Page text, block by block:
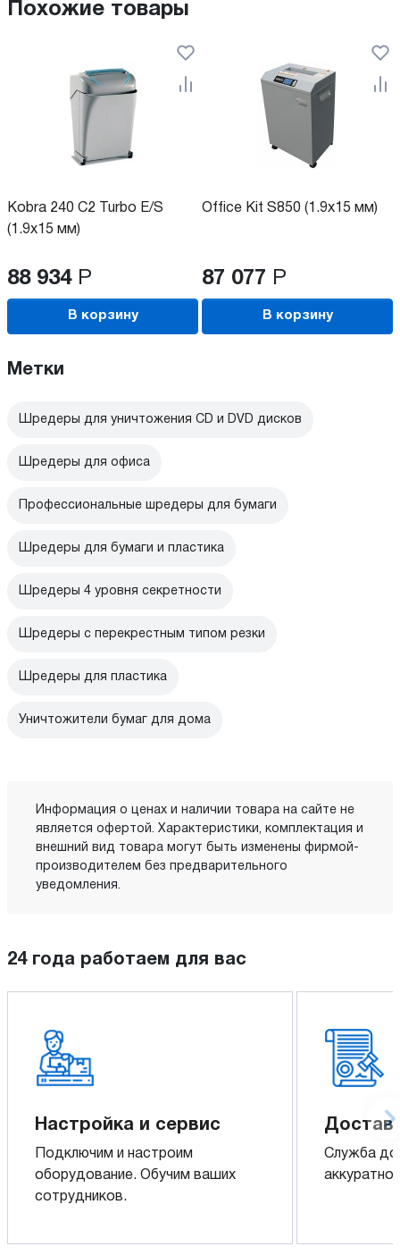
Похожие товары
Kobra 240 C2 Turbo E/S
(1.9x15 мм)
88 934 Р
В корзину
Office Kit S850 (1.9x15 мм)
87 077 Р
В корзину
Метки
Шредеры для уничтожения CD и DVD дисков
Шредеры для офиса
Профессиональные шредеры для бумаги
Шредеры для бумаги и пластика
Шредеры 4 уровня секретности
Шредеры с перекрестным типом резки
Шредеры для пластика
Уничтожители бумаг для дома
Информация о ценах и наличии товара на сайте не
является офертой. Характеристики, комплектация и
внешний вид товара могут быть изменены фирмой-
производителем без предварительного
уведомления.
24 года работаем для вас
Настройка и сервис
Подключим и настроим
оборудование. Обучим ваших
сотрудников.
Служба
аккуратно